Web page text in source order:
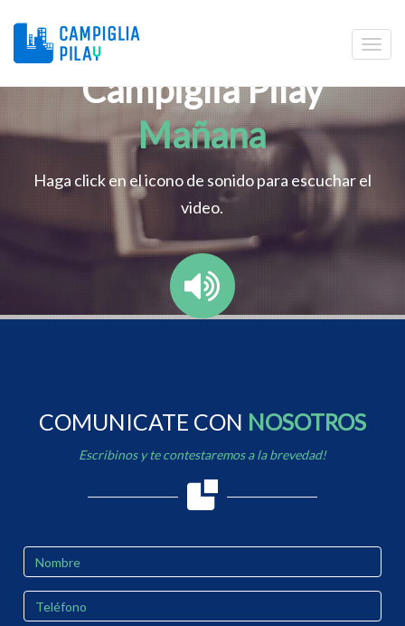
Campiglia Pilay
Mañana
Haga click en el icono de sonido para escuchar el
video.
COMUNICATE CON NOSOTROS
Escribinos y te contestaremos a la brevedad!